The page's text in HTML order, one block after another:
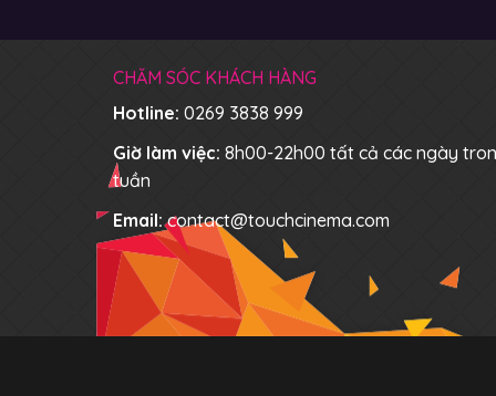
CHĂM SÓC KHÁCH HÀNG
Hotline: 0269 3838 999
Giờ làm việc: 8h00-22h00 tất cả các ngày
tuần
Email:contact@touchcinema.com